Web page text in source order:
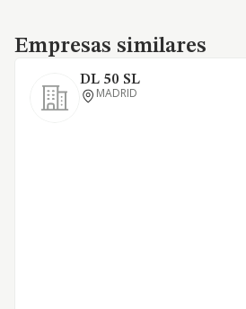
Empresas similares
Empresas similares
DL 50 SL
MADRID